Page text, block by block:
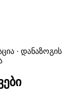
· დანაზოგის